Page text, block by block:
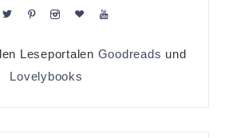
Leseportalen Goodreads und
Lovelybooks